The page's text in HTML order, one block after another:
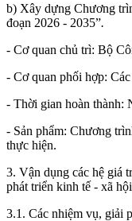
b) Xây dựng Chương
đoạn 2026 - 2035”.
- Cơ quan chủ trì: Bộ
- Cơ quan phối hợp:
- Thời gian hoàn thành:
- Sản phẩm: Chương
thực hiện.
3. Vận dụng các hệ giá
phát triển kinh tế - xã hội
3.1. Các nhiệm vụ, giải